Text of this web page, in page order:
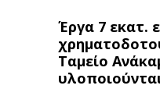
Έργα 7 εκατ.
Ταμείο